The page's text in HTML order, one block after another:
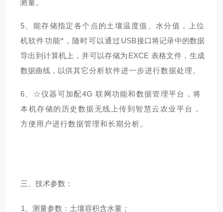
测量。
5 、能存储指定各个点的土壤温度值、水分值，上位
机软件功能*，随时可以通过 USB接口将记录中的数据
导出到计算机上，并可以存储为 EXCE 表格文件，生成
数据曲线，以供其它分析软件进一步进行数据处理。
6 ☆仪器可加配4G联网功能和数据管理平台，将
本机存储的历史数据无线 上传到智慧云农业平台，
方便用户进行数据管理和长期分析。
三、技术参数：
1 、测量参数：土壤容积含水量；